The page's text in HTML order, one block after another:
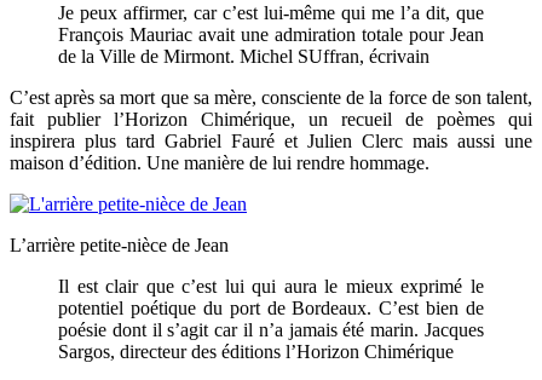
Je peux affirmer, car c’est lui-même qui me l’a dit, que
François Mauriac avait une admiration totale pour Jean
de la Ville de Mirmont. Michel SUffran, écrivain
C’est après sa mort que sa mère, consciente de la force de son talent,
fait publier l’Horizon Chimérique, un recueil de poèmes qui
inspirera plus tard Gabriel Fauré et Julien Clerc mais aussi une
maison d’édition. Une manière de lui rendre hommage.
L’arrière petite-nièce de Jean
Il est clair que c’est lui qui aura le mieux exprimé le
potentiel poétique du port de Bordeaux. C’est bien de
poésie dont il s’agit car il n’a jamais été marin. Jacques
Sargos, directeur des éditions l’Horizon Chimérique